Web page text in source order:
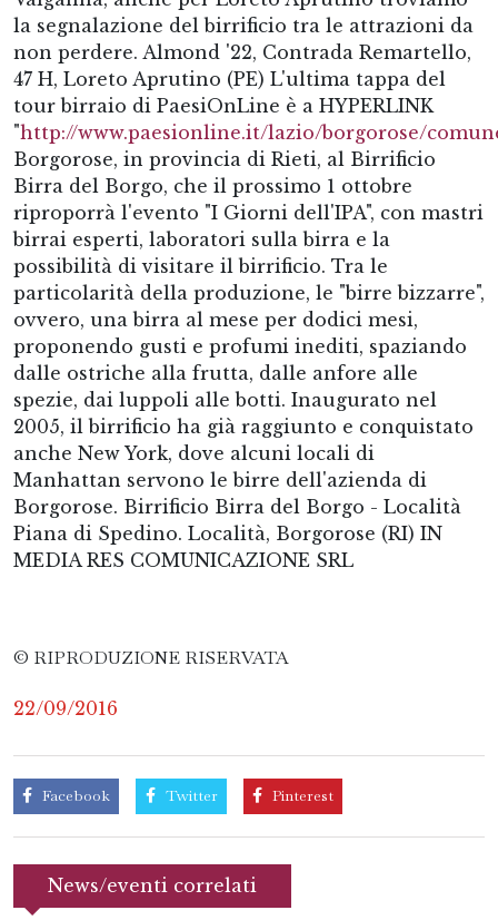
la segnalazione del birrificio tra le attrazioni da
non perdere. Almond '22, Contrada Remartello,
47 H, Loreto Aprutino (PE) L'ultima tappa del
tour birraio di PaesiOnLine è a HYPERLINK
"http://www.paesionline.it/lazio/borgorose/
Borgorose, in provincia di Rieti, al Birrificio
Birra del Borgo, che il prossimo 1 ottobre
riproporrà l'evento "I Giorni dell'IPA", con mastri
birrai esperti, laboratori sulla birra e la
possibilità di visitare il birrificio. Tra le
particolarità della produzione, le "birre bizzarre",
ovvero, una birra al mese per dodici mesi,
proponendo gusti e profumi inediti, spaziando
dalle ostriche alla frutta, dalle anfore alle
spezie, dai luppoli alle botti. Inaugurato nel
2005, il birrificio ha già raggiunto e conquistato
anche New York, dove alcuni locali di
Manhattan servono le birre dell'azienda di
Borgorose. Birrificio Birra del Borgo - Località
Piana di Spedino. Località, Borgorose (RI) IN
MEDIA RES COMUNICAZIONE SRL
© RIPRODUZIONE RISERVATA
22/09/2016
Facebook Twitter Pinterest
News/eventi correlati